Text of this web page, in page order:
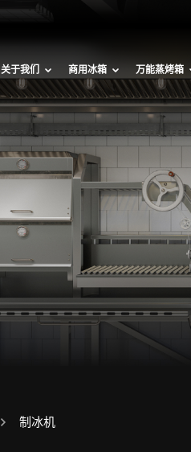
关于我们 商用冰箱 万能蒸烤箱
制冰机